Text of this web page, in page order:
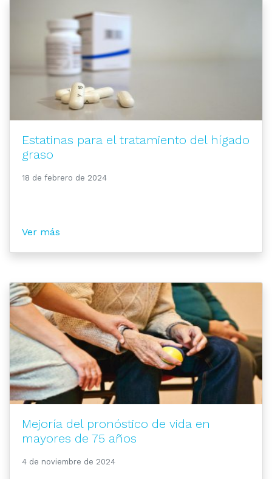
Estatinas para el tratamiento del hígado
graso
18 de febrero de 2024
Ver más
Mejoría del pronóstico de vida en
mayores de 75 años
4 de noviembre de 2024